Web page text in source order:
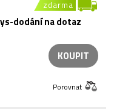
zdarma
dodání na dotaz
KOUPIT
Porovnat